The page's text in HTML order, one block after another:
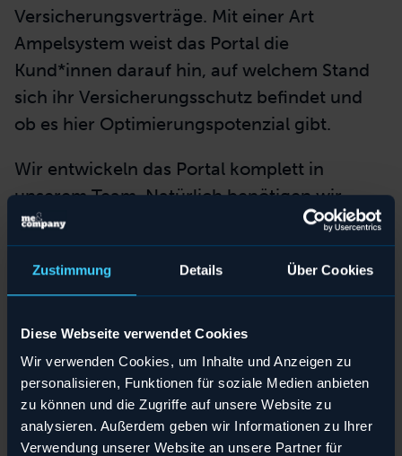
Zustimmung Details Über Cookies
Diese Webseite verwendet Cookies
Wir verwenden Cookies, um Inhalte und Anzeigen zu
personalisieren, Funktionen für soziale Medien anbieten
zu können und die Zugriffe auf unsere Website zu
analysieren. Außerdem geben wir Informationen zu Ihrer
Verwendung unserer Website an unsere Partner für
Download
Versicherungsverträge. Mit einer Art
Ampelsystem weist das Portal die
Kund*innen darauf hin, auf welchem Stand
sich ihr Versicherungsschutz befindet und
ob es hier Optimierungspotenzial gibt.
Wir entwickeln das Portal komplett in
unserem Team. Natürlich benötigen wir
verschiedene Schnittstellen innerhalb der
DEVK und stehen in engem Austausch mit
anderen Abteilungen wie dem Vertrieb oder
der IT. Aber die reine Entwicklung liegt
komplett bei uns
Wie groß ist das Team?
Neben mir als Scrum Master und einem
Teilen
Download
Teilen
Download